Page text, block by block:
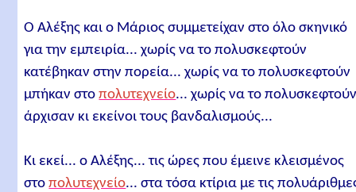
Ο Αλέξης και ο Μάριος συμμετείχαν στο όλο σκηνικό
για την εμπειρία... χωρίς να το πολυσκεφτούν
κατέβηκαν στην πορεία... χωρίς να το πολυσκεφτούν
μπήκαν στοπολυτεχνείο... χωρίς να το
άρχισαν κι εκείνοι τους βανδαλισμούς...
Κι εκεί... ο Αλέξης... τις ώρες που έμεινε κλεισμένος
στοπολυτεχνείο... στα τόσα κτίρια με τις